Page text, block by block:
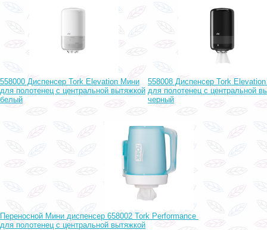
558000 Диспенсер Tork Elevation Мини
для полотенец с центральной вытяжкой
белый
558008 Диспенсер Tork Elevation
для полотенец с центральной
черный
Переносной Мини диспенсер 658002 Tork Performance
для полотенец с центральной вытяжкой